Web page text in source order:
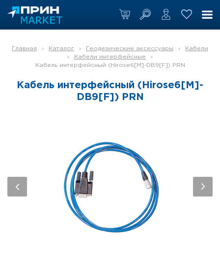
Главная › Каталог › Геодезические аксессуары ›
Кабели
›
Кабели интерфейсные
›
Кабель интерфейсный (Hirose6[M]-DB9[F]) PRN
Кабель интерфейсный (Hirose6[M]-
DB9[F]) PRN